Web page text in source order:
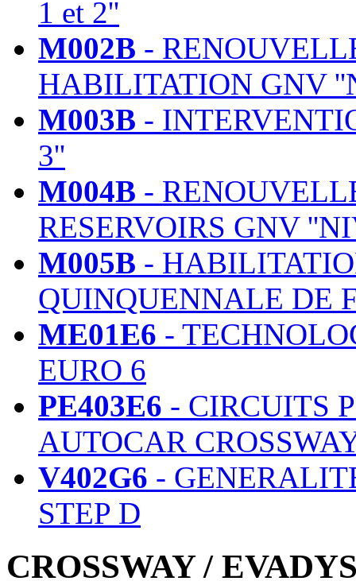
1 et 2''
M002B -
HABILITATION GNV
M003B -
3''
M004B -
RESERVOIRS GNV
M005B -
QUINQUENNALE DE
ME01E6 -
EURO 6
PE403E6 - CIRCUITS
AUTOCAR
V402G6 -
STEP D
CROSSWAY /